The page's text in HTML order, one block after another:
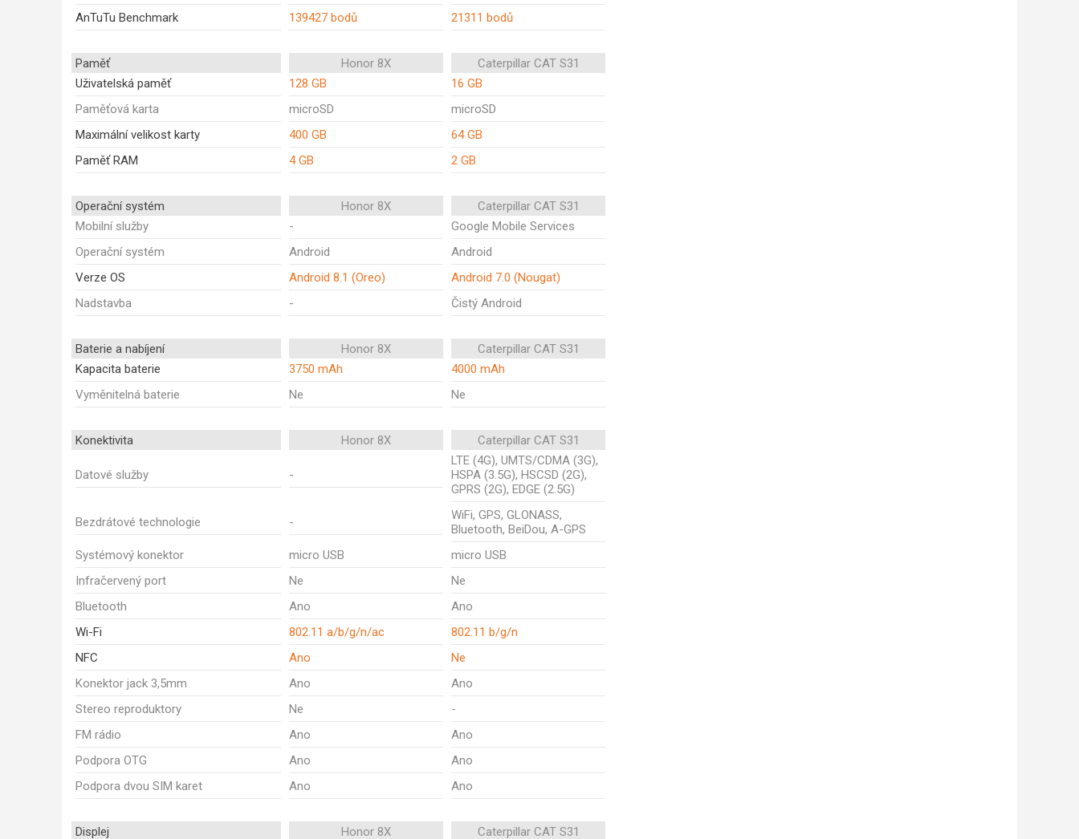
AnTuTu Benchmark
139427 bodů 21311 bodů
Paměť Honor 8X
Caterpillar CAT S31
Uživatelská paměť
128 GB
16 GB
Paměťová karta
microSD
microSD
Maximální velikost karty
400 GB
64 GB
Paměť RAM
4 GB 2 GB
Operační systém Honor 8X
Caterpillar CAT S31
Mobilní služby
-
Google Mobile Services
Operační systém
Android
Android
Verze OS
Android 8.1 (Oreo)
Android 7.0 (Nougat)
Nadstavba
- Čistý Android
Baterie a nabíjení Honor 8X
Caterpillar CAT S31
Kapacita baterie
3750 mAh
4000 mAh
Vyměnitelná baterie
Ne Ne
Konektivita Honor 8X Caterpillar CAT S31
Datové služby -
LTE (4G), UMTS/CDMA (3G),
HSPA (3.5G), HSCSD (2G),
GPRS (2G), EDGE (2.5G)
Bezdrátové technologie -
WiFi, GPS, GLONASS,
Bluetooth, BeiDou, A-GPS
Systémový konektor
micro USB
micro USB
Infračervený port
Ne
Ne
Bluetooth
Ano
Ano
Wi-Fi
802.11 a/b/g/n/ac
802.11 b/g/n
NFC
Ano
Ne
Konektor jack 3,5mm
Ano
Ano
Stereo reproduktory
Ne
-
FM rádio
Ano
Ano
Podpora OTG
Ano
Ano
Podpora dvou SIM karet
Ano Ano
Displej Honor 8X
Caterpillar CAT S31